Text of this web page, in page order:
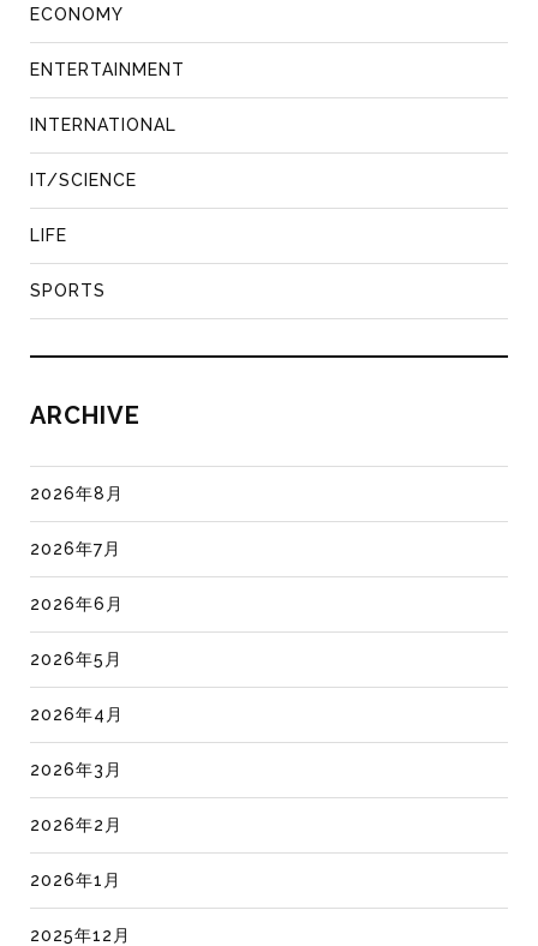
ECONOMY
ENTERTAINMENT
INTERNATIONAL
IT/SCIENCE
LIFE
SPORTS
ARCHIVE
2026年8月
2026年7月
2026年6月
2026年5月
2026年4月
2026年3月
2026年2月
2026年1月
2025年12月